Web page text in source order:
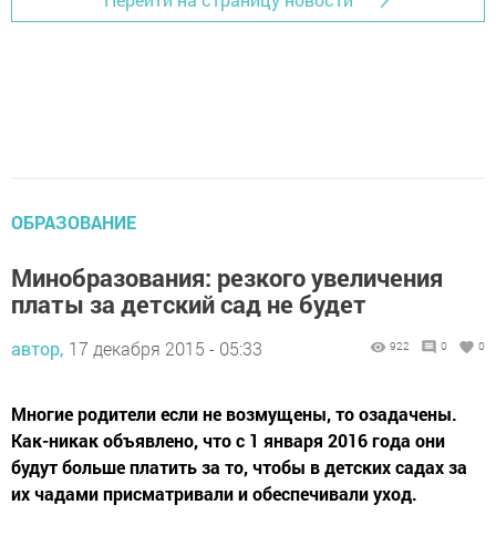
ОБРАЗОВАНИЕ
Минобразования: резкого увеличения
платы за детский сад не будет
автор, 17 декабря 2015 - 05:33 922 0 0
Многие родители если не возмущены, то озадачены.
Как-никак объявлено, что с 1 января 2016 года они
будут больше платить за то, чтобы в детских садах за
их чадами присматривали и обеспечивали уход.